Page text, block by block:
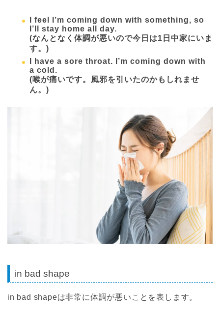
I feel I’m coming down with something, so
I’ll stay home all day.
(なんとなく体調が悪いので今日は1日中家にいま
す。)
I have a sore throat. I’m coming down with
a cold.
(喉が痛いです。風邪を引いたのかもしれませ
ん。)
in bad shape
in bad shapeは非常に体調が悪いことを表します。